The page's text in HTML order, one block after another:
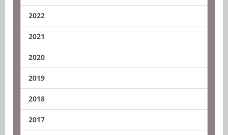
2022
2021
2020
2019
2018
2017